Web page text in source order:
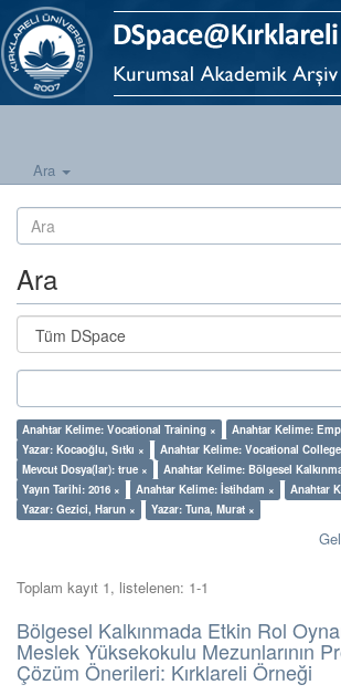
Ara
Ara
Anahtar Kelime: Vocational Training ×
Anahtar Kelime:
Yazar: Kocaoğlu, Sıtkı ×
Anahtar Kelime: Vocational
Mevcut Dosya(lar): true ×
Anahtar Kelime: Bölgesel
Yayın Tarihi: 2016 ×
Anahtar Kelime: İstihdam ×
Anahtar
Yazar: Gezici, Harun ×
Yazar: Tuna, Murat ×
Toplam kayıt 1, listelenen: 1-1
Bölgesel Kalkınmada Etkin Rol
Meslek Yüksekokulu Mezunlarının
Çözüm Önerileri: Kırklareli Örneği